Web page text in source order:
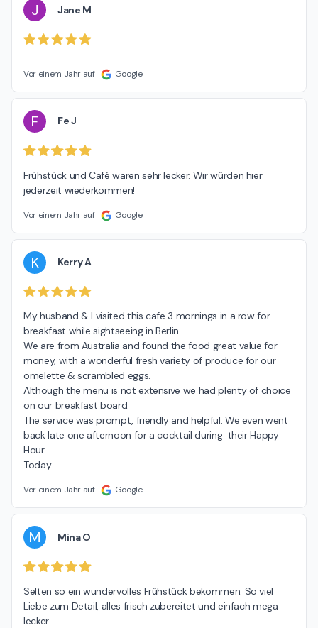
J Jane M
Vor einem Jahr auf Google
F Fe J
Frühstück und Café waren sehr lecker. Wir würden hier
jederzeit wiederkommen!
Vor einem Jahr auf Google
K Kerry A
My husband & I visited this cafe 3 mornings in a row for
breakfast while sightseeing in Berlin.
We are from Australia and found the food great value for
money, with a wonderful fresh variety of produce for our
omelette & scrambled eggs.
Although the menu is not extensive we had plenty of choice
on our breakfast board.
The service was prompt, friendly and helpful. We even went
back late one afternoon for a cocktail during  their Happy
Hour.
Today …
Vor einem Jahr auf Google
M Mina O
Selten so ein wundervolles Frühstück bekommen. So viel
Liebe zum Detail, alles frisch zubereitet und einfach mega
lecker.